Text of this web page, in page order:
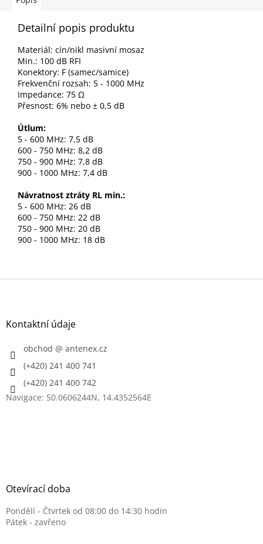
Detailní popis produktu
Materiál: cín/nikl masivní mosaz
Min.: 100 dB RFI
Konektory: F (samec/samice)
Frekvenční rozsah: 5 - 1000 MHz
Impedance: 75 Ω
Přesnost: 6% nebo ± 0,5 dB
Útlum:
5 - 600 MHz: 7,5 dB
600 - 750 MHz: 8,2 dB
750 - 900 MHz: 7,8 dB
900 - 1000 MHz: 7,4 dB
Návratnost ztráty RL min.:
5 - 600 MHz: 26 dB
600 - 750 MHz: 22 dB
750 - 900 MHz: 20 dB
900 - 1000 MHz: 18 dB
Z
Kontaktní údaje
obchod @ antenex.cz
(+420) 241 400 741
(+420) 241 400 742
Navigace: 50.0606244N, 14.4352564E
Otevírací doba
Pondělí - Čtvrtek od 08:00 do 14:30 hodin
Pátek - zavřeno